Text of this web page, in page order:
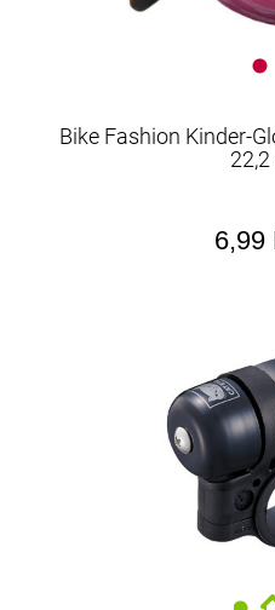
Bike Fashion Kinder-
6,99